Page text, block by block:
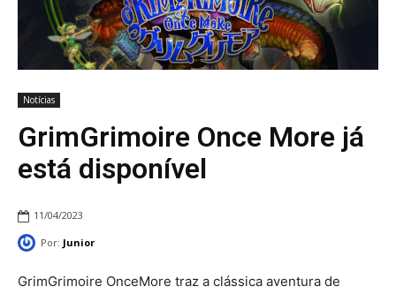
Notícias
GrimGrimoire Once More já
está disponível
11/04/2023
Por: Junior
GrimGrimoire OnceMore traz a clássica aventura de